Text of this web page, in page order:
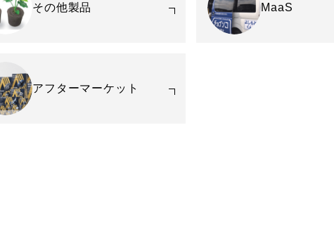
その他製品 MaaS
アフターマーケット